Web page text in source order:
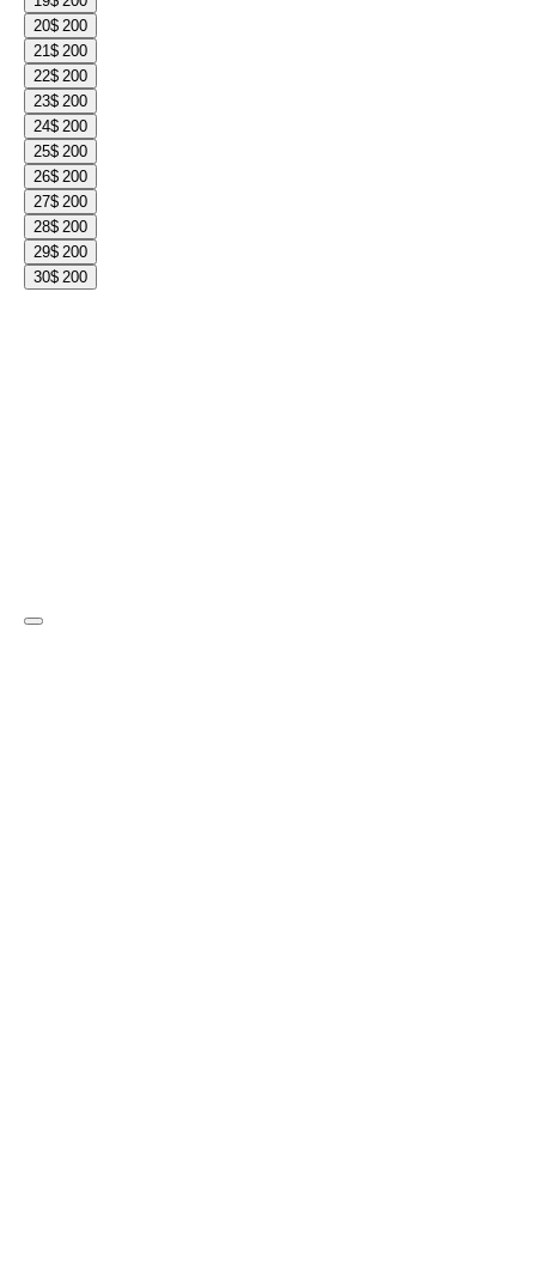
20$ 200
21$ 200
22$ 200
23$ 200
24$ 200
25$ 200
26$ 200
27$ 200
28$ 200
29$ 200
30$ 200